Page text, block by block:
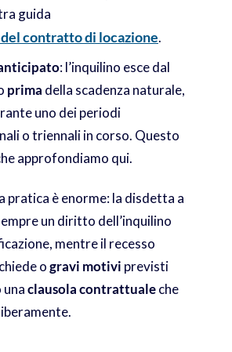
guida
contratto di locazione.
: l’inquilino esce dal
prima della scadenza naturale,
uno dei periodi
o triennali in corso. Questo
approfondiamo qui.
pratica è enorme: la disdetta a
un diritto dell’inquilino
mentre il recesso
ogravi motivi previsti
unaclausola contrattualeche